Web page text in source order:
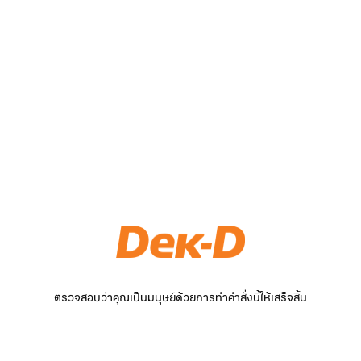
ตรวจสอบว่าคุณเป็นมนุษย์ด้วยการทำคำสั่งนี้ให้เสร็จสิ้น